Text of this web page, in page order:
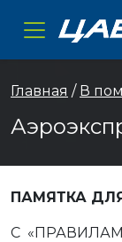
Главная / В
ПАМЯТКА
С